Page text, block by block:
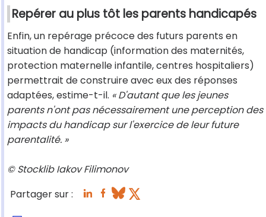
Repérer au plus tôt les parents handicapés
Enfin, un repérage précoce des futurs parents en
situation de handicap (information des maternités,
protection maternelle infantile, centres hospitaliers)
permettrait de construire avec eux des réponses
adaptées, estime-t-il. « D'autant que les jeunes
parents n'ont pas nécessairement une perception des
impacts du handicap sur l'exercice de leur future
parentalité. »
© Stocklib Iakov Filimonov
Partager sur :